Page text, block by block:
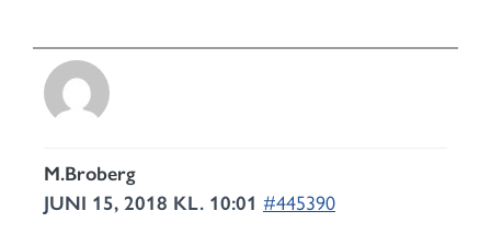
M.Broberg
JUNI 15, 2018 KL. 10:01 #445390